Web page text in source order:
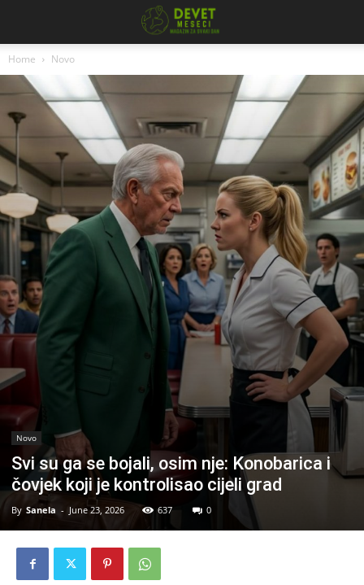
Home Novo
Novo
Svi su ga se bojali, osim nje: Konobarica i
čovjek koji je kontrolisao cijeli grad
By Sanela - June 23, 2026 637 0